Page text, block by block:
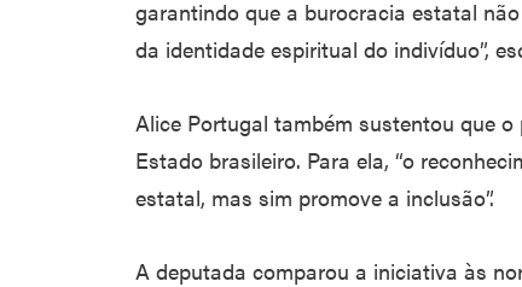
garantindo que a burocracia estatal
da identidade espiritual do indivíduo”,
Alice Portugal também sustentou que
Estado brasileiro. Para ela, “o
estatal, mas sim promove a inclusão”.
A deputada comparou a iniciativa às